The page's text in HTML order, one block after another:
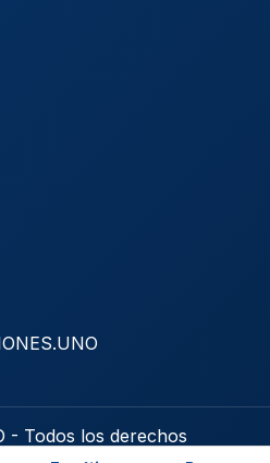
- Todos los derechos